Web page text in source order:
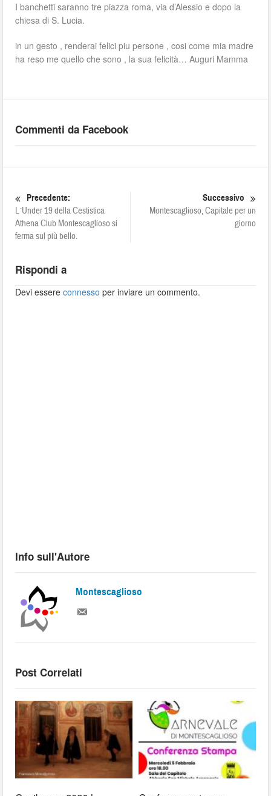
I banchetti saranno tre piazza roma, via d’Alessio e dopo la
chiesa di S. Lucia.
in un gesto , renderai felici piu persone , cosi come mia madre
ha reso me quello che sono , la sua felicità… Auguri Mamma
Commenti da Facebook
Precedente:
L´Under 19 della Cestistica
Athena Club Montescaglioso si
ferma sul più bello.
Successivo
Montescaglioso, Capitale per un
giorno
Rispondi a
Devi essereconnesso per inviare un commento.
Info sull'Autore
Montescaglioso
Post Correlati